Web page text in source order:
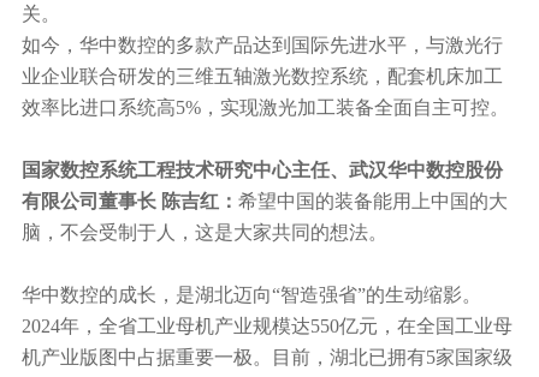
关。
如今，华中数控的多款产品达到国际先进水平，与激光行
业企业联合研发的三维五轴激光数控系统，配套机床加工
效率比进口系统高5%，实现激光加工装备全面自主可控。
国家数控系统工程技术研究中心主任、武汉华中数控股份
有限公司董事长 陈吉红： 希望中国的装备能用上中国的大
脑，不会受制于人，这是大家共同的想法。
华中数控的成长，是湖北迈向“智造强省”的生动缩影。
2024年，全省工业母机产业规模达550亿元，在全国工业母
机产业版图中占据重要一极。目前，湖北已拥有5家国家级